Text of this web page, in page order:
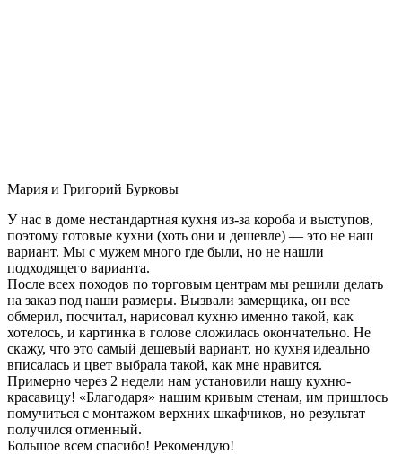
Мария и Григорий Бурковы
У нас в доме нестандартная кухня из-за короба и выступов,
поэтому готовые кухни (хоть они и дешевле) — это не наш
вариант. Мы с мужем много где были, но не нашли
подходящего варианта.
После всех походов по торговым центрам мы решили делать
на заказ под наши размеры. Вызвали замерщика, он все
обмерил, посчитал, нарисовал кухню именно такой, как
хотелось, и картинка в голове сложилась окончательно. Не
скажу, что это самый дешевый вариант, но кухня идеально
вписалась и цвет выбрала такой, как мне нравится.
Примерно через 2 недели нам установили нашу кухню-
красавицу! «Благодаря» нашим кривым стенам, им пришлось
помучиться с монтажом верхних шкафчиков, но результат
получился отменный.
Большое всем спасибо! Рекомендую!